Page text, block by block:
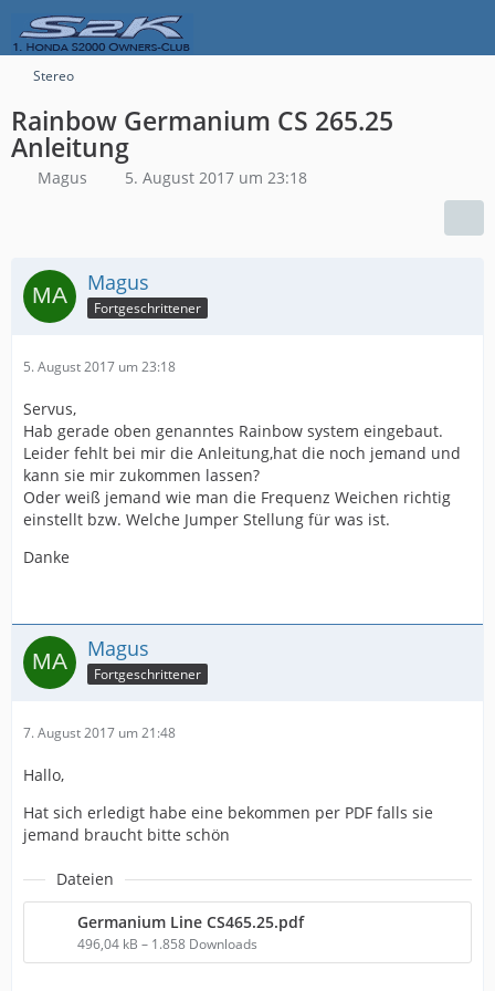
Stereo
Rainbow Germanium CS 265.25
Anleitung
Magus 5. August 2017 um 23:18
Magus
Fortgeschrittener
5. August 2017 um 23:18
Servus,
Hab gerade oben genanntes Rainbow system eingebaut.
Leider fehlt bei mir die Anleitung,hat die noch jemand und
kann sie mir zukommen lassen?
Oder weiß jemand wie man die Frequenz Weichen richtig
einstellt bzw. Welche Jumper Stellung für was ist.
Danke
Magus
Fortgeschrittener
7. August 2017 um 21:48
Hallo,
Hat sich erledigt habe eine bekommen per PDF falls sie
jemand braucht bitte schön
Dateien
Germanium Line CS465.25.pdf
496,04 kB – 1.858 Downloads